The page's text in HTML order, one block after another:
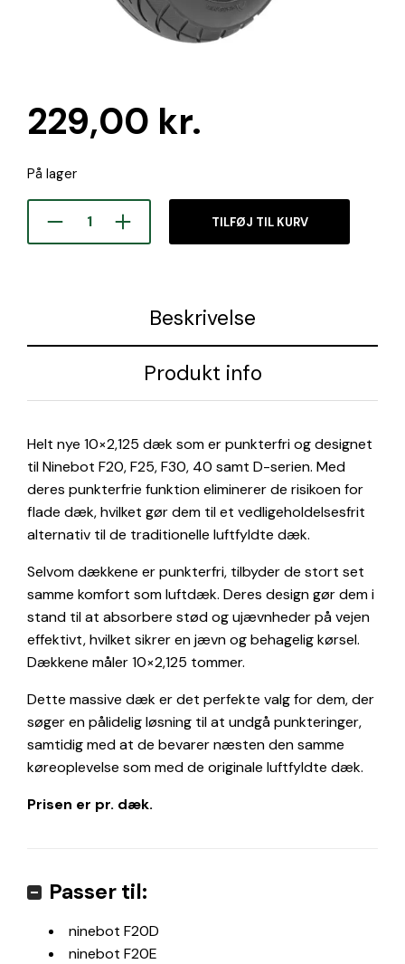
229,00 kr.
På lager
TILFØJ TIL KURV
Beskrivelse
Produkt info
Helt nye 10×2,125 dæk som er punkterfri og designet
til Ninebot F20, F25, F30, 40 samt D-serien. Med
deres punkterfrie funktion eliminerer de risikoen for
flade dæk, hvilket gør dem til et vedligeholdelsesfrit
alternativ til de traditionelle luftfyldte dæk.
Selvom dækkene er punkterfri, tilbyder de stort set
samme komfort som luftdæk. Deres design gør dem i
stand til at absorbere stød og ujævnheder på vejen
effektivt, hvilket sikrer en jævn og behagelig kørsel.
Dækkene måler 10×2,125 tommer.
Dette massive dæk er det perfekte valg for dem, der
søger en pålidelig løsning til at undgå punkteringer,
samtidig med at de bevarer næsten den samme
køreoplevelse som med de originale luftfyldte dæk.
Prisen er pr. dæk.
Passer til:
ninebot F20D
ninebot F20E